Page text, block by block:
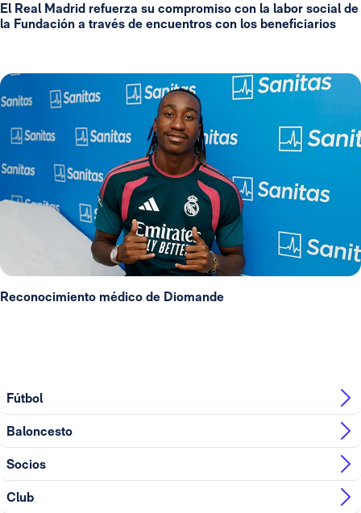
El Real Madrid refuerza su compromiso con la labor social de
la Fundación a través de encuentros con los beneficiarios
Reconocimiento médico de Diomande
Fútbol
Baloncesto
Socios
Club